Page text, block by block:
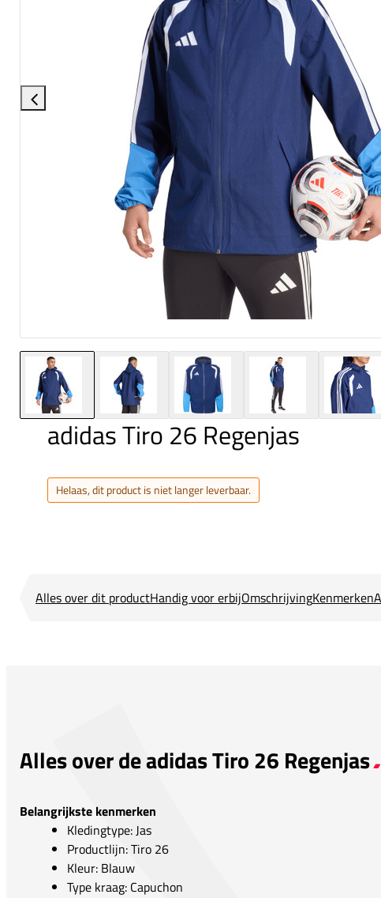
adidas Tiro 26 Regenjas
Helaas, dit product is niet langer leverbaar.
Alles over dit productHandig voor erbijOmschrijvingKenmerken
Alles over de adidas Tiro 26 Regenjas
Belangrijkste kenmerken
Kledingtype: Jas
Productlijn: Tiro 26
Kleur: Blauw
Type kraag: Capuchon